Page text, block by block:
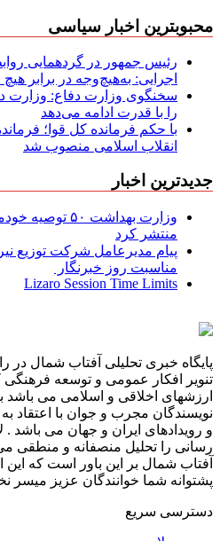
محبوبترین اخبار سیاسی
رئیس جمهور در گردهمایی
اجرایی: به‌هیچ‌وجه در برابر
سخنگوی وزارت دفاع: وزارت
را با قدرت ادامه می‌دهد
با حکم فرمانده کل قوا؛
انقلاب اسلامی منصوب شد
جدیدترین اخبار
وزارت بهداشت
منتشر کرد
پیام مدیرعامل شركت توزیع
مناسبت روز خبرنگار ‌
Lizaro Session Time Limits
پایگاه خبری تحلیلی آفتاب شمال
تنویر افکار عمومی و توسعه فرهنگی
ارزشهای اخلاقی و اسلامی می باشد
نویسندگان مجرب و جوان با اعتقاد
و رویدادهای ایران و جهان می باشد .
رسانی را تحلیل منصفانه و منطقی می
آفتاب شمال بر این باور است که
پشتوانه شما خوانندگان عزیز میسر
دسترسی سریع